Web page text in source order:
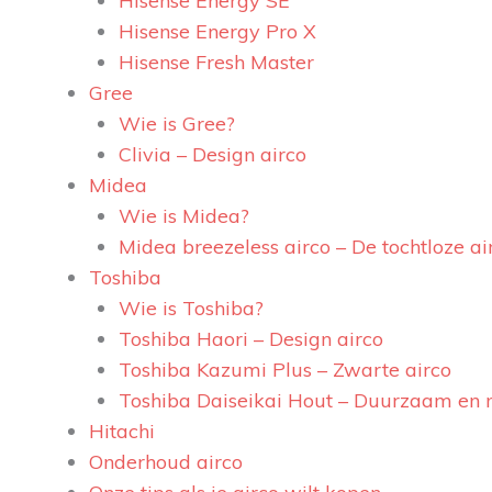
Hisense Energy Pro X
Hisense Fresh Master
Gree
Wie is Gree?
Clivia – Design airco
Midea
Wie is Midea?
Midea breezeless airco – De tochtloze
Toshiba
Wie is Toshiba?
Toshiba Haori – Design airco
Toshiba Kazumi Plus – Zwarte airco
Toshiba Daiseikai Hout – Duurzaam en
Hitachi
Onderhoud airco